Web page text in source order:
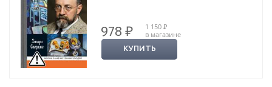
978 ₽
1 150 ₽
в магазине
КУПИТЬ